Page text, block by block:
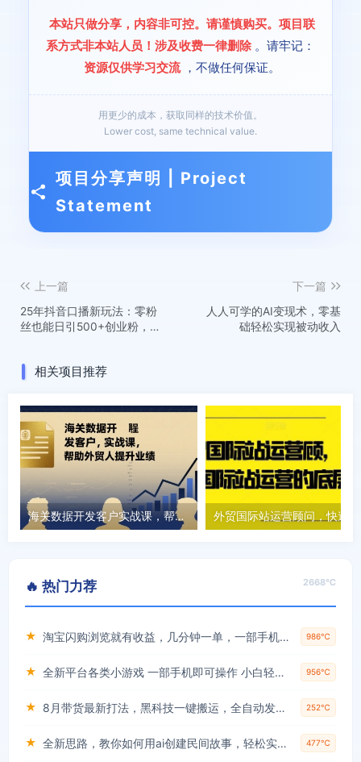
本站只做分享，内容非可控。请谨慎购买。项目联
系方式非本站人员！涉及收费一律删除 。请牢记：
资源仅供学习交流 ，不做任何保证。
用更少的成本，获取同样的技术价值。
Lower cost, same technical value.
项目分享声明 | Project
Statement
上一篇
25年抖音口播新玩法：零粉
丝也能日引500+创业粉，不
下一篇
人人可学的AI变现术，零基
础轻松实现被动收入
相关项目推荐
海关数据开发客户实战课，帮助外贸人提升业绩
🔥 热门力荐 2668℃
★ 淘宝闪购浏览就有收益，几分钟一单，一部手机就可操作，操作简单，小白轻松日入3张【揭秘】 986℃
★ 全新平台各类小游戏 一部手机即可操作 小白轻松上手 长期稳定 居家月入过万！！！ 956℃
★ 8月带货最新打法，黑科技一键搬运，全自动发布单日5张+，提供矩阵玩法+无限账号【揭秘】 252℃
★ 全新思路，教你如何用ai创建民间故事，轻松实现月入过万【揭秘】 477℃